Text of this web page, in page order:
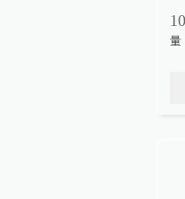
10
量